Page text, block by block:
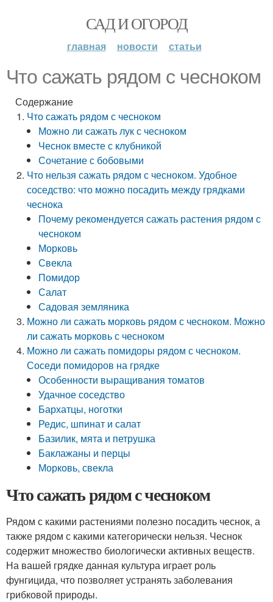
САД И ОГОРОД
главная новости статьи
Что сажать рядом с чесноком
Содержание
Что сажать рядом с чесноком
Можно ли сажать лук с чесноком
Чеснок вместе с клубникой
Сочетание с бобовыми
Что нельзя сажать рядом с чесноком. Удобное
соседство: что можно посадить между грядками
чеснока
Почему рекомендуется сажать растения рядом с
чесноком
Морковь
Свекла
Помидор
Салат
Садовая земляника
Можно ли сажать морковь рядом с чесноком. Можно
ли сажать морковь с чесноком
Можно ли сажать помидоры рядом с чесноком.
Соседи помидоров на грядке
Особенности выращивания томатов
Удачное соседство
Бархатцы, ноготки
Редис, шпинат и салат
Базилик, мята и петрушка
Баклажаны и перцы
Морковь, свекла
Что сажать рядом с чесноком
Рядом с какими растениями полезно посадить чеснок, а
также рядом с какими категорически нельзя. Чеснок
содержит множество биологически активных веществ.
На вашей грядке данная культура играет роль
фунгицида, что позволяет устранять заболевания
грибковой природы.